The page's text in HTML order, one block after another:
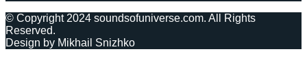
© Copyright 2024 soundsofuniverse.com. All Rights
Reserved.
Design by Mikhail Snizhko